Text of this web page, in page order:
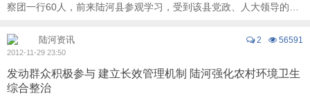
察团一行60人，前来陆河县参观学习，受到该县党政、人大领导的热
2 56591
陆河资讯
2012-11-29 23:50
发动群众积极参与 建立长效管理机制 陆河强化农村环境卫生
综合整治